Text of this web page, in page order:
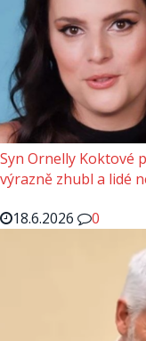
Syn Ornelly Koktové
výrazně zhubl a lidé
18.6.2026
0